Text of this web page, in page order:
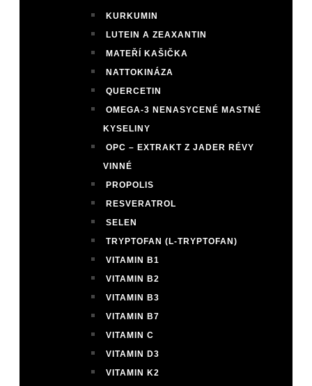
KURKUMIN
LUTEIN A ZEAXANTIN
MATEŘÍ KAŠIČKA
NATTOKINÁZA
QUERCETIN
OMEGA-3 NENASYCENÉ MASTNÉ
KYSELINY
OPC – EXTRAKT Z JADER RÉVY
VINNÉ
PROPOLIS
RESVERATROL
SELEN
TRYPTOFAN (L-TRYPTOFAN)
VITAMIN B1
VITAMIN B2
VITAMIN B3
VITAMIN B7
VITAMIN C
VITAMIN D3
VITAMIN K2